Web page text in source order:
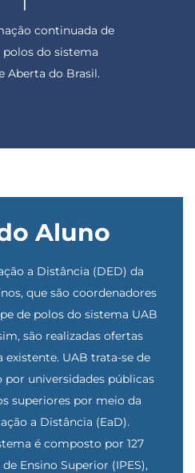
continuada de
do sistema
Aberta do Brasil.
Aluno
a Distância (DED) da
que são coordenadores
de polos do sistema UAB
são realizadas ofertas
UAB trata-se de
universidades públicas
superiores por meio da
a Distância (EaD).
é composto por 127
Ensino Superior (IPES),